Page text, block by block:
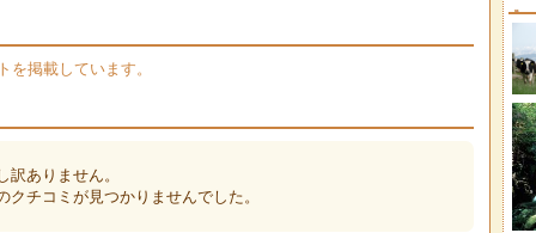
を掲載しています。
訳ありません。
クチコミが見つかりませんでした。